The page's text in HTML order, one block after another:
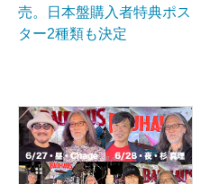
売。日本盤購入者特典ポス
ター2種類も決定